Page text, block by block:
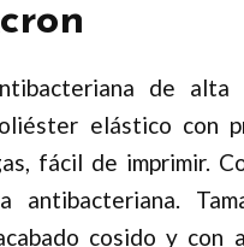
de alta
elástico con
fácil de imprimir.
antibacteriana.
cosido y con